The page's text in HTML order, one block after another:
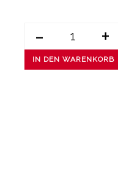
- +
IN DEN WARENKORB